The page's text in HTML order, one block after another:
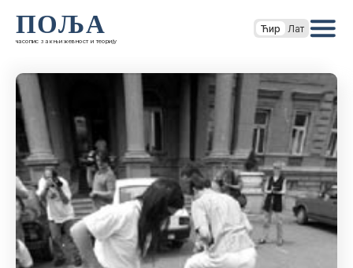
ПОЉА
часопис за књижевност и теорију
Ћир Лат